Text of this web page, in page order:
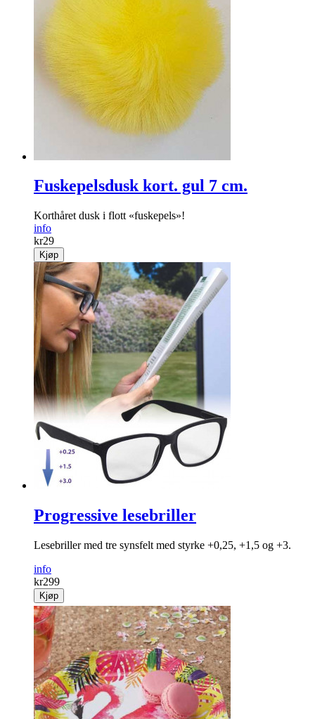
Fuskepelsdusk kort. gul 7 cm.
Korthåret dusk i flott «fuskepels»!
info
kr29
Kjøp
Progressive lesebriller
Lesebriller med tre synsfelt med styrke +0,25, +1,5 og +3.
info
kr299
Kjøp